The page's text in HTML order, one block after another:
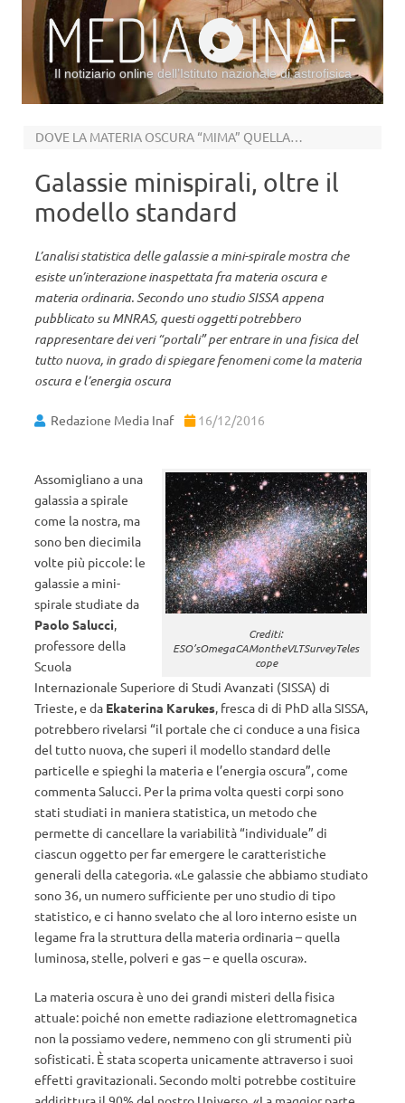
Il notiziario online dell’Istituto nazionale di astrofisica
DOVE LA MATERIA OSCURA “MIMA” QUELLA LUMINOSA
Galassie minispirali, oltre il
modello standard
L’analisi statistica delle galassie a mini-spirale mostra che
esiste un’interazione inaspettata fra materia oscura e
materia ordinaria. Secondo uno studio SISSA appena
pubblicato su MNRAS, questi oggetti potrebbero
rappresentare dei veri “portali” per entrare in una fisica del
tutto nuova, in grado di spiegare fenomeni come la materia
oscura e l’energia oscura
Redazione Media Inaf 16/12/2016
Crediti:
ESO’sOmegaCAMontheVLTSurveyTeles
cope
Assomigliano a una
galassia a spirale
come la nostra, ma
sono ben diecimila
volte più piccole: le
galassie a mini-
spirale studiate da
Paolo Salucci,
professore della
Scuola
Internazionale Superiore di Studi Avanzati (SISSA) di
Trieste, e da Ekaterina Karukes, fresca di di PhD alla SISSA,
potrebbero rivelarsi “il portale che ci conduce a una fisica
del tutto nuova, che superi il modello standard delle
particelle e spieghi la materia e l’energia oscura”, come
commenta Salucci. Per la prima volta questi corpi sono
stati studiati in maniera statistica, un metodo che
permette di cancellare la variabilità “individuale” di
ciascun oggetto per far emergere le caratteristiche
generali della categoria. «Le galassie che abbiamo studiato
sono 36, un numero sufficiente per uno studio di tipo
statistico, e ci hanno svelato che al loro interno esiste un
legame fra la struttura della materia ordinaria – quella
luminosa, stelle, polveri e gas – e quella oscura».
La materia oscura è uno dei grandi misteri della fisica
attuale: poiché non emette radiazione elettromagnetica
non la possiamo vedere, nemmeno con gli strumenti più
sofisticati. È stata scoperta unicamente attraverso i suoi
effetti gravitazionali. Secondo molti potrebbe costituire